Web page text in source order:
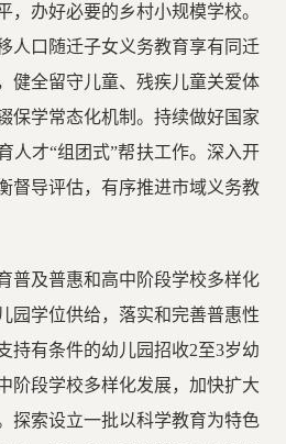
，办好必要的乡村小规模学校。
人口随迁子女义务教育享有同迁
健全留守儿童、残疾儿童关爱体
保学常态化机制。持续做好国家
人才“组团式”帮扶工作。深入开
督导评估，有序推进市域义务教
普及普惠和高中阶段学校多样化
园学位供给，落实和完善普惠性
持有条件的幼儿园招收2至3岁幼
阶段学校多样化发展，加快扩大
探索设立一批以科学教育为特色